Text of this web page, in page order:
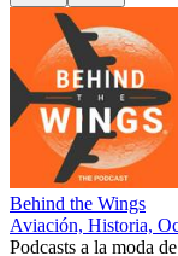
Behind the Wings
Aviación, Historia,
Podcasts a la moda